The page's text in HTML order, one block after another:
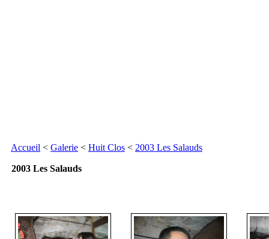
Accueil < Galerie < Huit Clos < 2003 Les Salauds
2003 Les Salauds